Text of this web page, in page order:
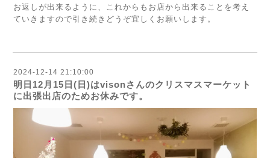
お返しが出来るように、これからもお店から出来ることを考え
ていきますので引き続きどうぞ宜しくお願いします。
2024-12-14 21:10:00
明日12月15日(日)はvisonさんのクリスマスマーケット
に出張出店のためお休みです。